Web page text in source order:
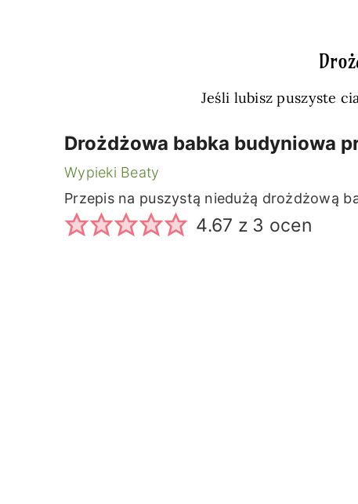
Jeśli lubisz puszyste
Drożdżowa babka budyniowa
Wypieki Beaty
Przepis na puszystą niedużą drożdżową
4.67 z 3 ocen